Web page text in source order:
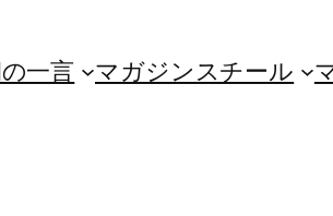
一言 マガジンスチール